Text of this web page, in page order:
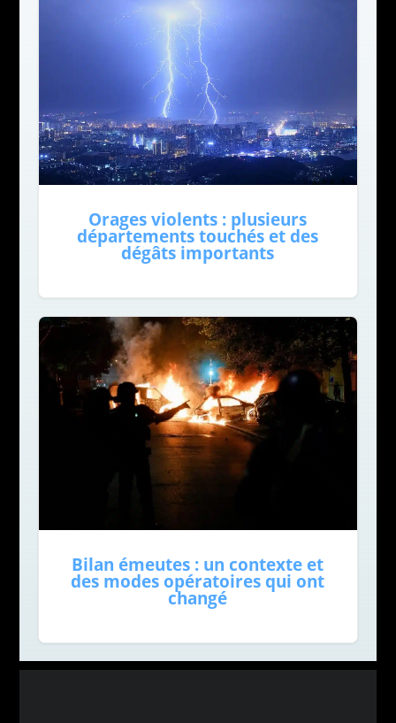
Orages violents : plusieurs
départements touchés et des
dégâts importants
Bilan émeutes : un contexte et
des modes opératoires qui ont
changé